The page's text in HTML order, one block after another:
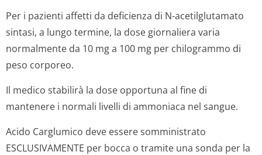
Per i pazienti affetti da deficienza di N-acetilglutamato
sintasi, a lungo termine, la dose giornaliera varia
normalmente da 10 mg a 100 mg per chilogrammo di
peso corporeo.
Il medico stabilirà la dose opportuna al fine di
mantenere i normali livelli di ammoniaca nel sangue.
Acido Carglumico deve essere somministrato
ESCLUSIVAMENTE per bocca o tramite una sonda per la